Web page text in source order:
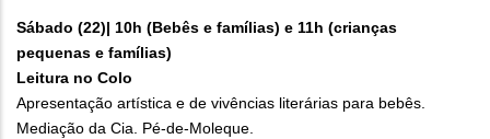
Sábado (22)| 10h (Bebês e famílias) e 11h (crianças
pequenas e famílias)
Leitura no Colo
Apresentação artística e de vivências literárias para bebês.
Mediação da Cia. Pé-de-Moleque.